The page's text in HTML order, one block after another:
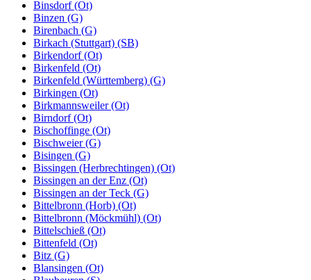
Binsdorf (Ot)
Binzen (G)
Birenbach (G)
Birkach (Stuttgart) (SB)
Birkendorf (Ot)
Birkenfeld (Ot)
Birkenfeld (Württemberg) (G)
Birkingen (Ot)
Birkmannsweiler (Ot)
Birndorf (Ot)
Bischoffinge (Ot)
Bischweier (G)
Bisingen (G)
Bissingen (Herbrechtingen) (Ot)
Bissingen an der Enz (Ot)
Bissingen an der Teck (G)
Bittelbronn (Horb) (Ot)
Bittelbronn (Möckmühl) (Ot)
Bittelschieß (Ot)
Bittenfeld (Ot)
Bitz (G)
Blansingen (Ot)